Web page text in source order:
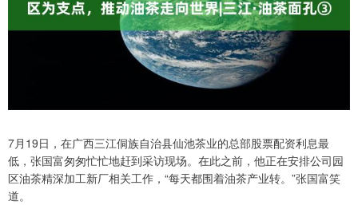
7月19日，在广西三江侗族自治县仙池茶业的总部股票配资利息最
低，张国富匆匆忙忙地赶到采访现场。在此之前，他正在安排公司园
区油茶精深加工新厂相关工作，“每天都围着油茶产业转。”张国富笑
道。